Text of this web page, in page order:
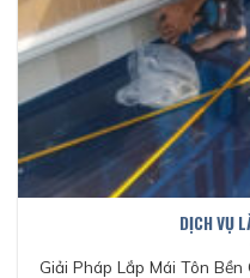
DỊCH VỤ
Giải Pháp Lắp Mái Tôn